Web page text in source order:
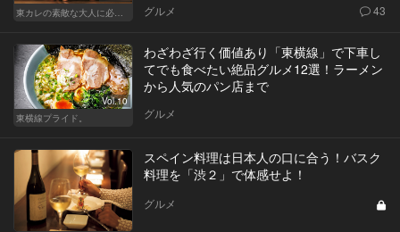
東カレの素敵な大人に必要なこと
グルメ 43
Vol.10
東横線プライド。
わざわざ行く価値あり「東横線」で下車し
てでも食べたい絶品グルメ12選！ラーメン
から人気のパン店まで
グルメ
スペイン料理は日本人の口に合う！バスク
料理を「渋２」で体感せよ！
グルメ